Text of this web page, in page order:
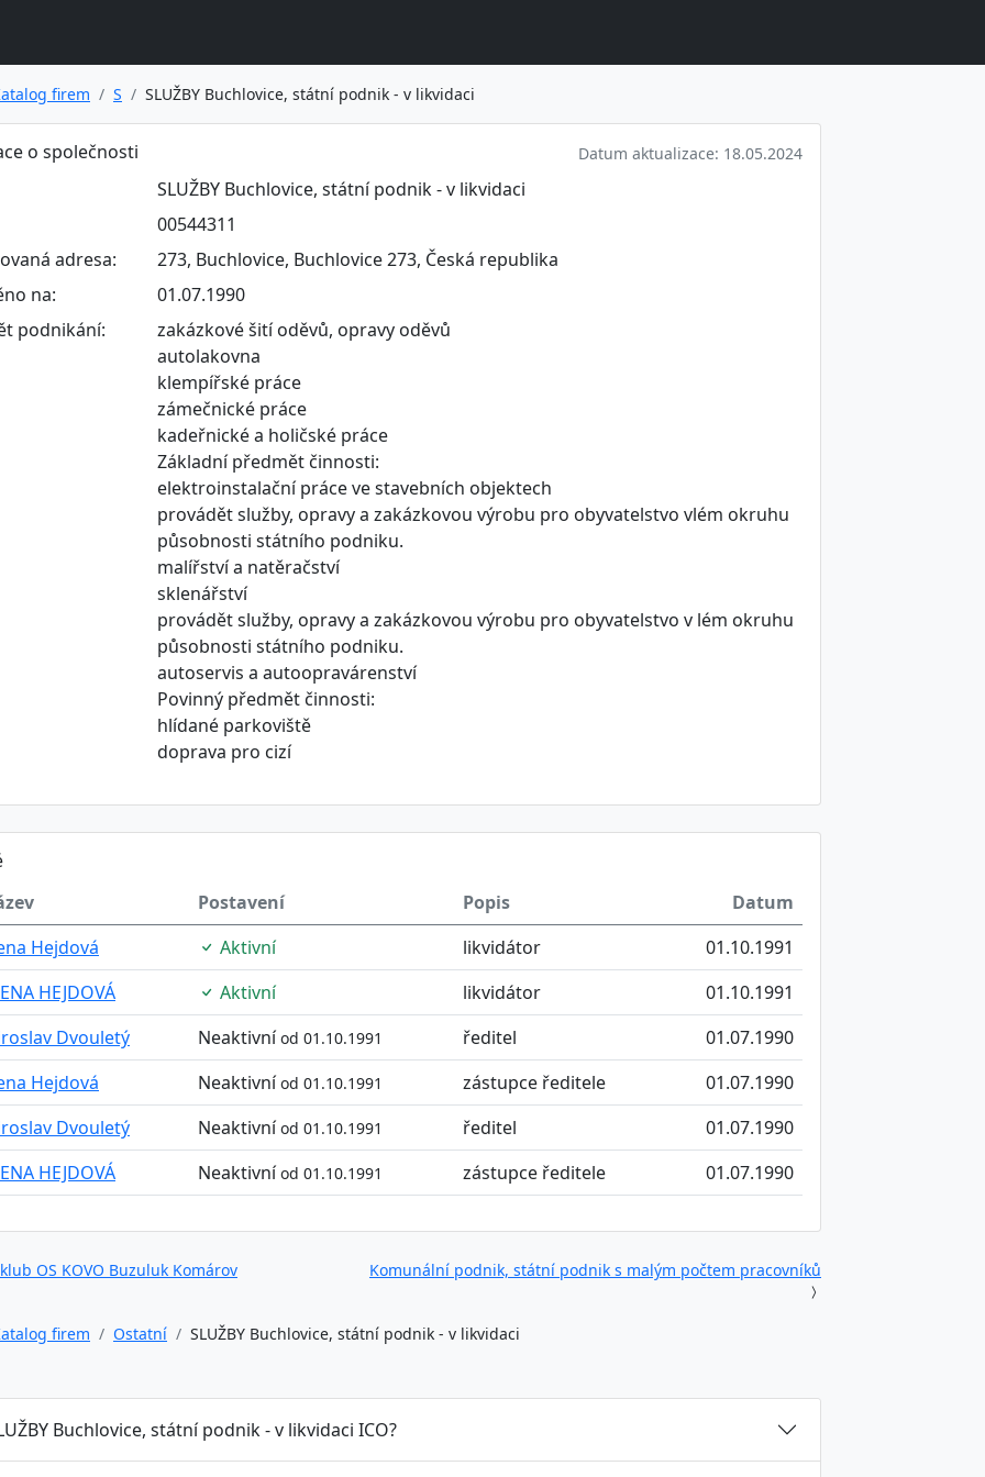
firem S SLUŽBY Buchlovice, státní podnik - v likvidaci
o společnosti Datum aktualizace: 18.05.2024
SLUŽBY Buchlovice, státní podnik - v likvidaci
00544311
adresa:
273, Buchlovice, Buchlovice 273, Česká republika
na:
01.07.1990
podnikání:
zakázkové šití oděvů, opravy oděvů
autolakovna
klempířské práce
zámečnické práce
kadeřnické a holičské práce
Základní předmět činnosti:
elektroinstalační práce ve stavebních objektech
provádět služby, opravy a zakázkovou výrobu pro obyvatelstvo vlém okruhu
působnosti státního podniku.
malířství a natěračství
sklenářství
provádět služby, opravy a zakázkovou výrobu pro obyvatelstvo v lém okruhu
působnosti státního podniku.
autoservis a autoopravárenství
Povinný předmět činnosti:
hlídané parkoviště
doprava pro cizí
Postavení Popis
Datum
Hejdová
Aktivní likvidátor
01.10.1991
HEJDOVÁ
Aktivní likvidátor
01.10.1991
Dvouletý
Neaktivníod 01.10.1991 ředitel
01.07.1990
Hejdová
Neaktivníod 01.10.1991 zástupce ředitele
01.07.1990
Dvouletý
Neaktivníod 01.10.1991 ředitel
01.07.1990
HEJDOVÁ
Neaktivníod 01.10.1991 zástupce ředitele 01.07.1990
OS KOVO Buzuluk Komárov Komunální podnik, státní podnik s malým počtem pracovníků
firem Ostatní SLUŽBY Buchlovice, státní podnik - v likvidaci
Buchlovice, státní podnik - v likvidaci ICO?